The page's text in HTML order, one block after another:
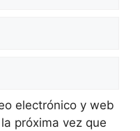
electrónico y web
próxima vez que